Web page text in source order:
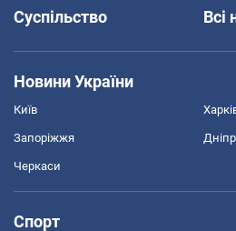
Суспільство
Всі
Новини України
Київ
Запоріжжя
Черкаси
Спорт